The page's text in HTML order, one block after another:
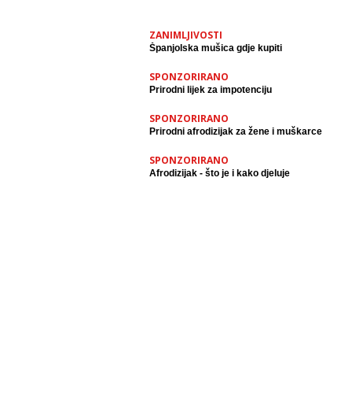
ZANIMLJIVOSTI
Španjolska mušica gdje kupiti
SPONZORIRANO
Prirodni lijek za impotenciju
SPONZORIRANO
Prirodni afrodizijak za žene i muškarce
SPONZORIRANO
Afrodizijak - što je i kako djeluje